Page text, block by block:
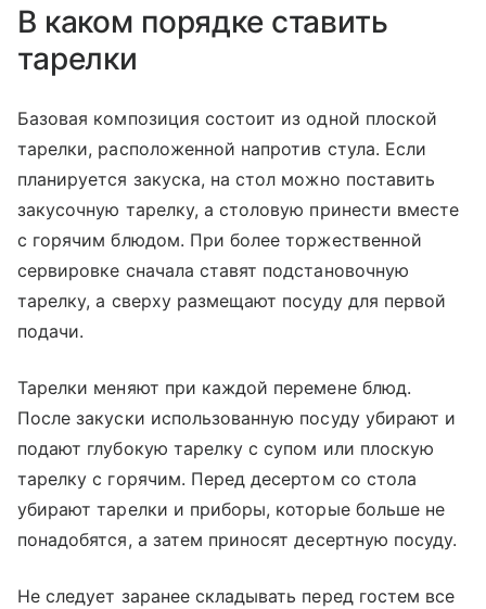
В каком порядке ставить
тарелки
Базовая композиция состоит из одной плоской
тарелки, расположенной напротив стула. Если
планируется закуска, на стол можно поставить
закусочную тарелку, а столовую принести вместе
с горячим блюдом. При более торжественной
сервировке сначала ставят подстановочную
тарелку, а сверху размещают посуду для первой
подачи.
Тарелки меняют при каждой перемене блюд.
После закуски использованную посуду убирают и
подают глубокую тарелку с супом или плоскую
тарелку с горячим. Перед десертом со стола
убирают тарелки и приборы, которые больше не
понадобятся, а затем приносят десертную посуду.
Не следует заранее складывать перед гостем все